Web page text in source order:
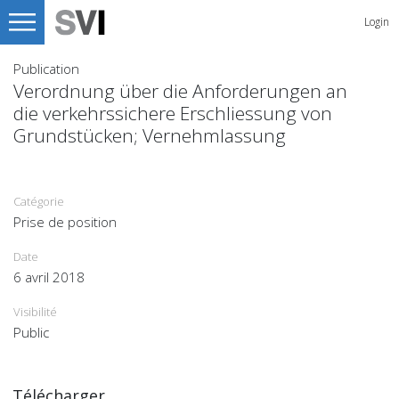
Login
Publication
Verordnung über die Anforderungen an
die verkehrssichere Erschliessung von
Grundstücken; Vernehmlassung
Catégorie
Prise de position
Date
6 avril 2018
Visibilité
Public